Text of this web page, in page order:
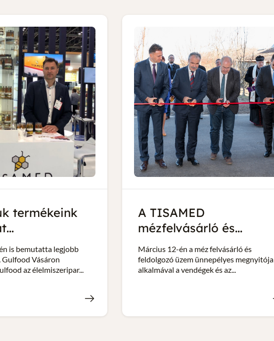
termékeink
is bemutatta legjobb
Vásáron
az élelmiszeripar...
A TISAMED
mézfelvásárló és...
Március 12-én a méz felvásárló és
feldolgozó üzem ünnepélyes megnyitója
alkalmával a vendégek és az...